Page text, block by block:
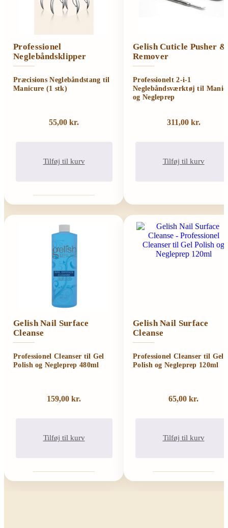
Professionel
Neglebåndsklipper
Præcisions Neglebåndstang til
Manicure (1 stk)
55,00 kr.
Tilføj til kurv
Gelish Cuticle Pusher &
Remover
Professionelt 2-i-1
Neglebåndsværktøj til
og Negleprep
311,00 kr.
Tilføj til kurv
Gelish Nail Surface
Cleanse
Professionel Cleanser til Gel
Polish og Negleprep 480ml
159,00 kr.
Tilføj til kurv
Gelish Nail Surface
Cleanse
Professionel Cleanser til Gel
Polish og Negleprep 120ml
65,00 kr.
Tilføj til kurv